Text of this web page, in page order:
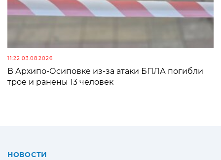
11:22 03.08.2026
В Архипо-Осиповке из-за атаки БПЛА погибли
трое и ранены 13 человек
НОВОСТИ